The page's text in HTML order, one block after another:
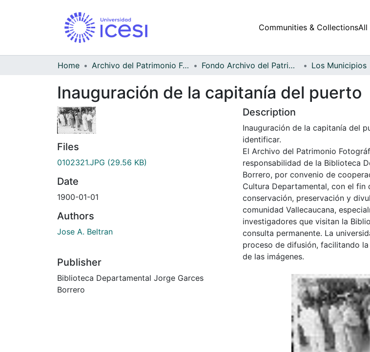
Communities & CollectionsAll
Home Archivo del Patrimonio Fotográfico y Fílmico del Valle del Cauca Fondo Archivo del Patrimonio Fotográfico y Fílmico del Valle del Cauca Los Municipios
Inauguración de la capitanía del puerto
Files
0102321.JPG (29.56 KB)
Date
1900-01-01
Authors
Jose A. Beltran
Publisher
Biblioteca Departamental Jorge Garces
Borrero
Description
Inauguración de la capitanía del
identificar.
El Archivo del Patrimonio
responsabilidad de la Biblioteca
Borrero, por convenio de
Cultura Departamental, con el fin
conservación, preservación y
comunidad Vallecaucana,
investigadores que visitan la
consulta permanente. La
proceso de difusión, facilitando
de las imágenes.